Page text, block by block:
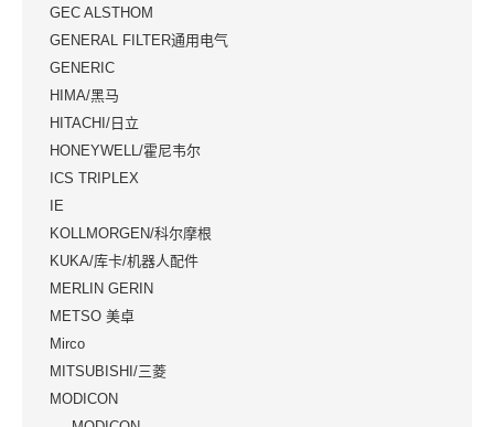
GEC ALSTHOM
GENERAL FILTER通用电气
GENERIC
HIMA/黑马
HITACHI/日立
HONEYWELL/霍尼韦尔
ICS TRIPLEX
IE
KOLLMORGEN/科尔摩根
KUKA/库卡/机器人配件
MERLIN GERIN
METSO 美卓
Mirco
MITSUBISHI/三菱
MODICON